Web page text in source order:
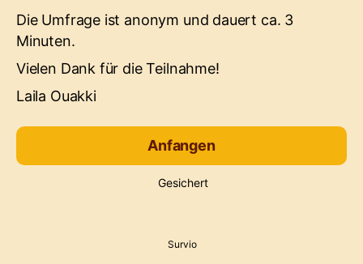
Die Umfrage ist anonym und dauert ca. 3
Minuten.
Vielen Dank für die Teilnahme!
Laila Ouakki
Anfangen
Gesichert
Survio